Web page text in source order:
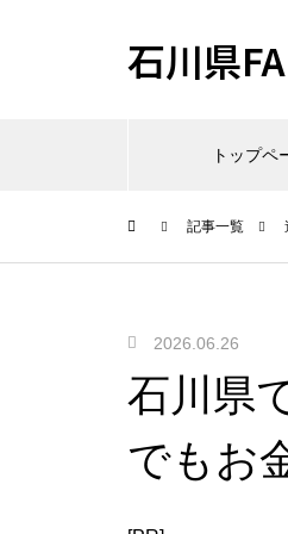
石川県
トップペ
記事一覧
2026.06.26
石川県
でもお